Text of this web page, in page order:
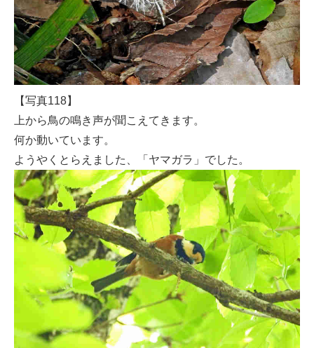
【写真118】
上から鳥の鳴き声が聞こえてきます。
何か動いています。
ようやくとらえました、「ヤマガラ」でした。